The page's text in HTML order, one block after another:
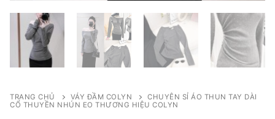
TRANG CHỦ VÁY ĐẦM COLYN
CHUYÊN SỈ ÁO THUN TAY DÀI
CỔ THUYỀN NHÚN EO THƯƠNG HIỆU COLYN